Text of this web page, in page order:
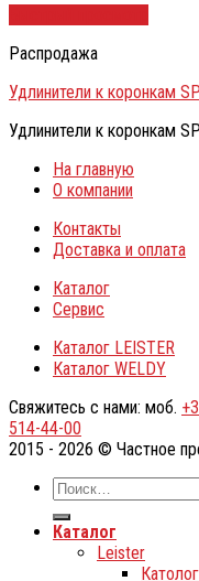
Распродажа
Удлинители к коронкам
Удлинители к коронкам
На главную
О компании
Контакты
Доставка и оплата
Каталог
Сервис
Каталог LEISTER
Каталог WELDY
Свяжитесь с нами: моб.
514-44-00
2015 - 2026 © Частное
Каталог
Leister